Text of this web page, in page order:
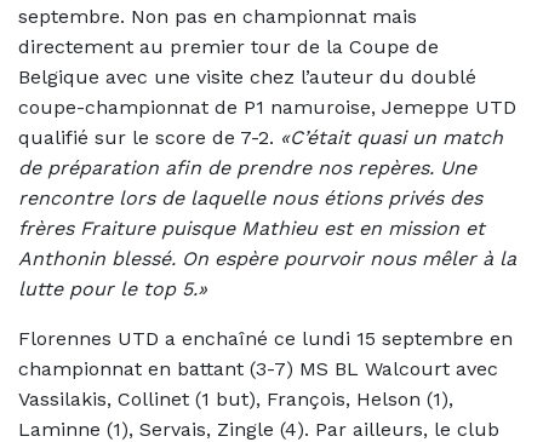
septembre. Non pas en championnat mais
directement au premier tour de la Coupe de
Belgique avec une visite chez l’auteur du doublé
coupe-championnat de P1 namuroise, Jemeppe UTD
qualifié sur le score de 7-2. «C’était quasi un match
de préparation afin de prendre nos repères. Une
rencontre lors de laquelle nous étions privés des
frères Fraiture puisque Mathieu est en mission et
Anthonin blessé. On espère pourvoir nous mêler à la
lutte pour le top 5.»
Florennes UTD a enchaîné ce lundi 15 septembre en
championnat en battant (3-7) MS BL Walcourt avec
Vassilakis, Collinet (1 but), François, Helson (1),
Laminne (1), Servais, Zingle (4). Par ailleurs, le club